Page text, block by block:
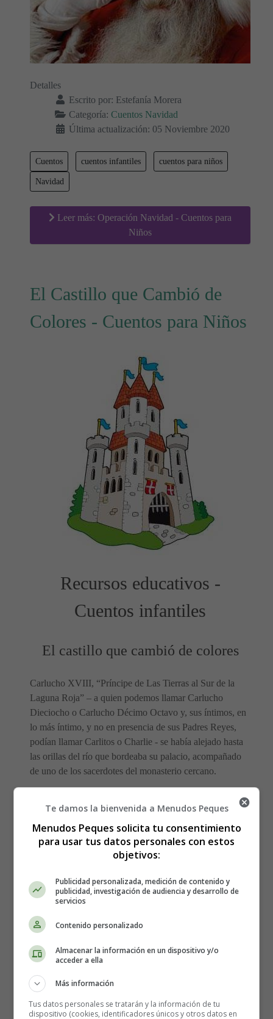
Detalles
Escrito por: Estefanía Morera
Categoría: Cuentos Navidad
Última actualización: 05 Noviembre 2020
Cuentos cuentos infantiles cuentos para niños
Navidad
Leer más: Operación Navidad - Cuentos para
Niños
El Castillo que Cambió de
Colores - Cuentos para Niños
Recursos educativos -
Cuentos infantiles
El castillo que cambió de colores
Carlucho XVIII, “Príncipe de Las Tierras al Sur de la
Laguna Roja” – a quien podemos llamar Carlucho
Dieciocho o Carlucho Décimo Octavo y, sus íntimos, en
lo más íntimo, y no en presencia de sus Padres Reyes,
podían llamar Carlitos o Charlie - se había alejado hasta
las orillas del río que bordeaba su palacio, acompañado
de uno de los sacerdotes del monasterio cercano.
donde estuvieron cobijados por el paso de una lluvia
reciente. Como por esa mañana, era notorio, no seguiría
lloviendo, decidieron continuar su paseo.
miró hacia las aguas del río.
Detalles
Escrito por:
Categoría:Otros Cuentos
Última actualización: 28 Julio 2015
Cuentos
Te damos la bienvenida a Menudos Peques
Menudos Peques solicita tu consentimiento
para usar tus datos personales con estos
objetivos:
Publicidad personalizada, medición de contenido y
publicidad, investigación de audiencia y desarrollo de
servicios
Contenido personalizado
Almacenar la información en un dispositivo y/o
acceder a ella
Más información
Tus datos personales se tratarán y la información de tu
dispositivo (cookies, identificadores únicos y otros datos en